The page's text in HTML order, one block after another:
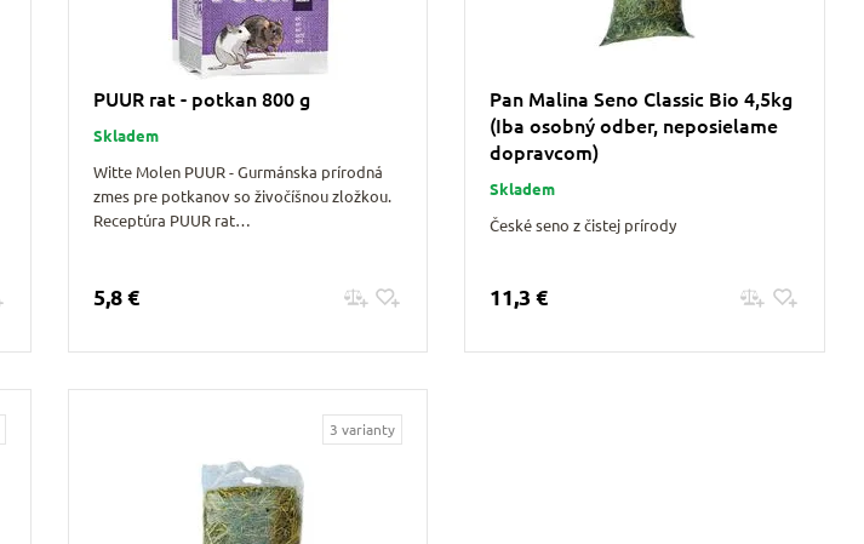
PUUR rat - potkan 800 g
Skladem
Witte Molen PUUR - Gurmánska prírodná
zmes pre potkanov so živočíšnou zložkou.
Receptúra PUUR rat…
5,8 €
Pan Malina Seno Classic Bio 4,5kg
(Iba osobný odber, neposielame
dopravcom)
Skladem
České seno z čistej prírody
11,3 €
3 varianty